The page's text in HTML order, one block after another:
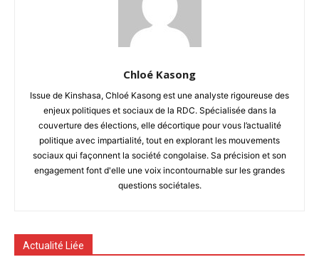
Chloé Kasong
Issue de Kinshasa, Chloé Kasong est une analyste rigoureuse des
enjeux politiques et sociaux de la RDC. Spécialisée dans la
couverture des élections, elle décortique pour vous l’actualité
politique avec impartialité, tout en explorant les mouvements
sociaux qui façonnent la société congolaise. Sa précision et son
engagement font d'elle une voix incontournable sur les grandes
questions sociétales.
Actualité Liée